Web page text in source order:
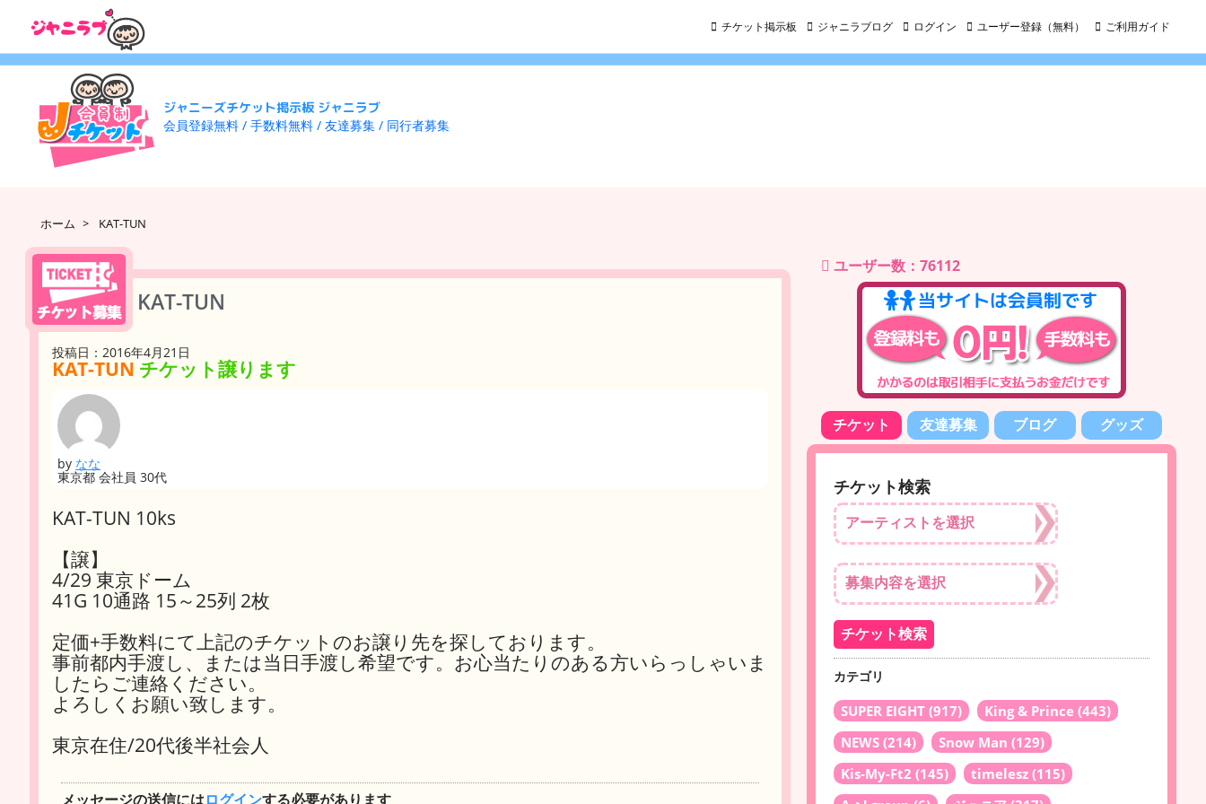
ジャニーズチケット掲示板 ジャニラブ
会員登録無料 / 手数料無料 / 友達募集 / 同行者募集
チケット掲示板 ジャニラブログ ログイン ユーザー登録（無料） ご利用ガイド
ホーム > KAT-TUN
KAT-TUN
投稿日：2016年4月21日
KAT-TUN チケット譲ります
by なな
東京都 会社員 30代
KAT-TUN 10ks
【譲】
4/29 東京ドーム
41G 10通路 15～25列 2枚
定価+手数料にて上記のチケットのお譲り先を探しております。
事前都内手渡し、または当日手渡し希望です。お心当たりのある方いらっしゃいま
したらご連絡ください。
よろしくお願い致します。
東京在住/20代後半社会人
メッセージの送信にはログインする必要があります
ユーザー数：76112
チケット 友達募集 ブログ グッズ
チケット検索
カテゴリ
SUPER EIGHT (917) King & Prince (443)
NEWS (214) Snow Man (129)
Kis-My-Ft2 (145) timelesz (115)